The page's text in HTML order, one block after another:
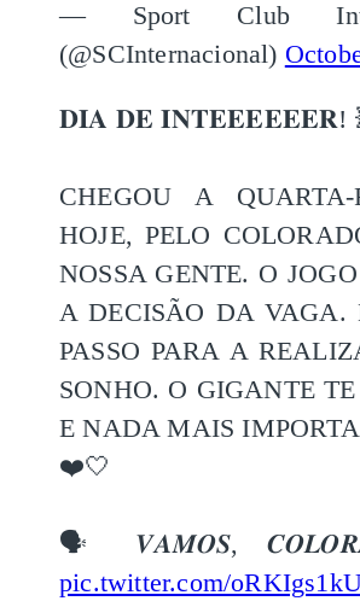
— Sport Club
(@SCInternacional)
𝐃𝐈𝐀 𝐃𝐄
CHEGOU A
HOJE, PELO
NOSSA GENTE. O
A DECISÃO DA VAGA.
PASSO PARA A
SONHO. O GIGANTE
E NADA MAIS
❤️🤍
🗣 𝑽𝑨𝑴𝑶𝑺,
pic.twitter.com/